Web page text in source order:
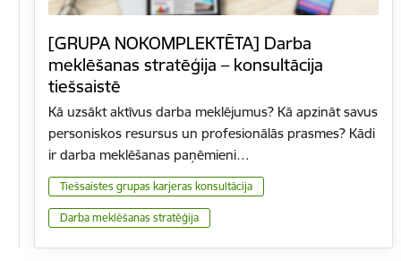
[GRUPA NOKOMPLEKTĒTA] Darba
meklēšanas stratēģija – konsultācija
tiešsaistē
Kā uzsākt aktīvus darba meklējumus? Kā apzināt savus
personiskos resursus un profesionālās prasmes? Kādi
ir darba meklēšanas paņēmieni…
Tiešsaistes grupas karjeras konsultācija
Darba meklēšanas stratēģija